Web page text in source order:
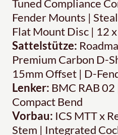
Tuned Compliance
Fender Mounts |
Flat Mount Disc | 12
Sattelstütze:
Premium Carbon D-
15mm Offset | D-
Lenker: BMC RAB 02
Compact Bend
Vorbau: ICS MTT x
Stem | Integrated